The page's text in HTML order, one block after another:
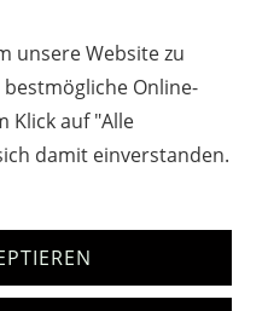
unsere Website zu
Online-
Klick auf "Alle
damit einverstanden.